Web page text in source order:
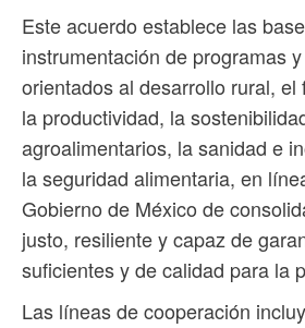
Este acuerdo establece las
instrumentación de programas
orientados al desarrollo rural,
la productividad, la
agroalimentarios, la sanidad e
la seguridad alimentaria, en
Gobierno de México de
justo, resiliente y capaz de
suficientes y de calidad para la
Las líneas de cooperación